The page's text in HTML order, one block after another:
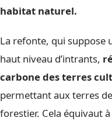
habitat naturel.
La refonte, qui suppose
haut niveau d’intrants,
carbone des terres
permettant aux terres
forestier. Cela équivaut